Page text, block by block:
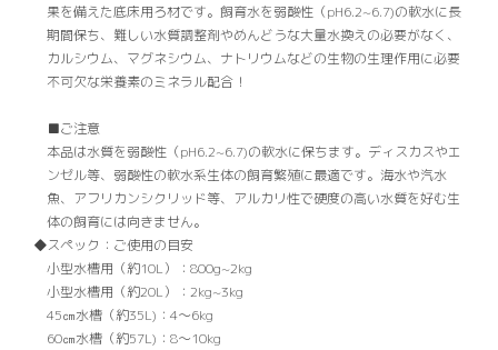
果を備えた底床用ろ材です。飼育水を弱酸性（pH6.2~6.7)の軟水に長
期間保ち、難しい水質調整剤やめんどうな大量水換えの必要がなく、
カルシウム、マグネシウム、ナトリウムなどの生物の生理作用に必要
不可欠な栄養素のミネラル配合！
■ご注意
本品は水質を弱酸性（pH6.2~6.7)の軟水に保ちます。ディスカスやエ
ンゼル等、弱酸性の軟水系生体の飼育繁殖に最適です。海水や汽水
魚、アフリカンシクリッド等、アルカリ性で硬度の高い水質を好む生
体の飼育には向きません。
スペック： ご使用の目安
小型水槽用（約10L）：800g~2kg
小型水槽用（約20L）：2kg~3kg
45㎝水槽（約35L)：4〜6kg
60㎝水槽（約57L)：8〜10kg